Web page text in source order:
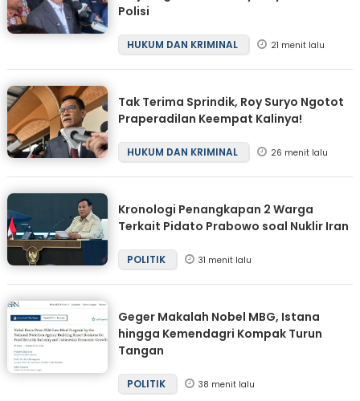
Polisi
HUKUM DAN KRIMINAL 21 menit lalu
Tak Terima Sprindik, Roy Suryo Ngotot
Praperadilan Keempat Kalinya!
HUKUM DAN KRIMINAL 26 menit lalu
Kronologi Penangkapan 2 Warga
Terkait Pidato Prabowo soal Nuklir Iran
POLITIK 31 menit lalu
Geger Makalah Nobel MBG, Istana
hingga Kemendagri Kompak Turun
Tangan
POLITIK 38 menit lalu